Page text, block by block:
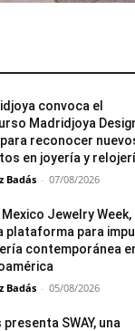
convoca el
Madridjoya
reconocer
en joyería y
Badás - 07/08/2026
Mexico Jewelry Week,
plataforma para
contemporánea
Badás - 05/08/2026
presenta SWAY, una